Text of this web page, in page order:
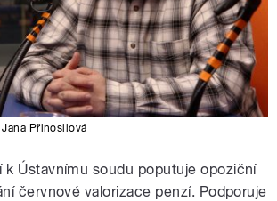
Jana Přinosilová
k Ústavnímu soudu poputuje opoziční
červnové valorizace penzí. Podporuje